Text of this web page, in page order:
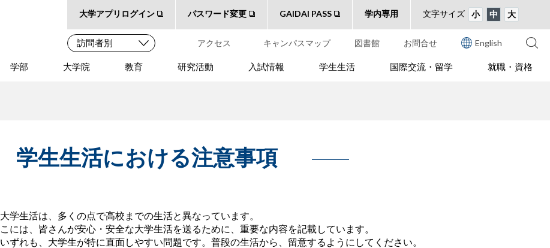
大学アプリログイン パスワード変更 GAIDAI PASS 学内専用 文字サイズ 小 中 大
アクセス キャンパスマップ 図書館 お問合せ English
学部 大学院 教育 研究活動 入試情報 学生生活 国際交流・留学 就職・資格
学生生活における注意事項
大学生活は、多くの点で高校までの生活と異なっています。
こには、皆さんが安心・安全な大学生活を送るために、重要な内容を記載しています。
いずれも、大学生が特に直面しやすい問題です。普段の生活から、留意するようにしてください。